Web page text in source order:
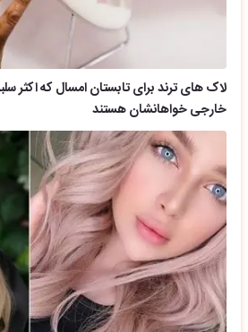
لاک های ترند برای تابستان امسال که اکثر
خارجی خواهانشان هستند